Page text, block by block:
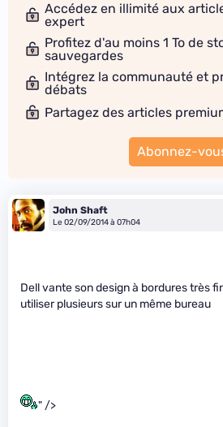
Accédez en illimité aux
expert
Profitez d'au moins 1 To de
sauvegardes
Intégrez la communauté et
débats
Partagez des articles
Abonnez-
John Shaft
Le 02/09/2014 à 07h04
Dell vante son design à bordures très
utiliser plusieurs sur un même bureau
" />